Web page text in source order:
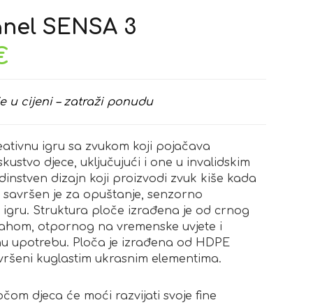
SENSA 3
u cijeni – zatraži ponudu
igru sa zvukom koji pojačava
djece, uključujući i one u invalidskim
dizajn koji proizvodi zvuk kiše kada
je za opuštanje, senzorno
igru. Struktura ploče izrađena je od crnog
otpornog na vremenske uvjete i
upotrebu. Ploča je izrađena od HDPE
kuglastim ukrasnim elementima.
djeca će moći razvijati svoje fine